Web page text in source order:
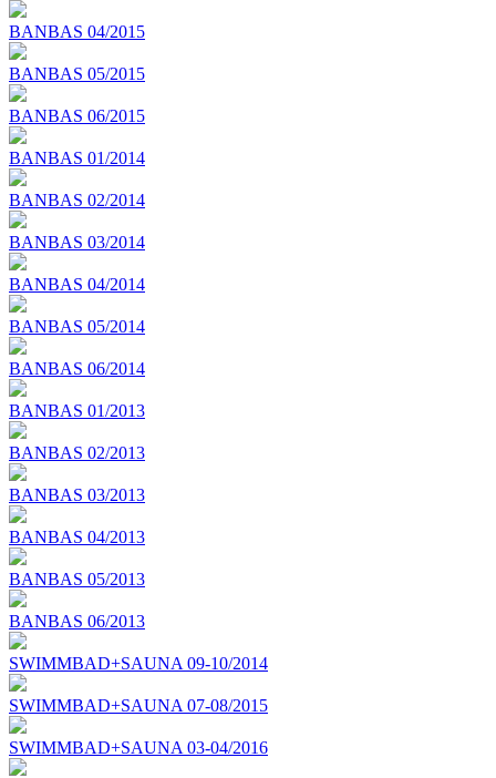
BANBAS 04/2015
BANBAS 05/2015
BANBAS 06/2015
BANBAS 01/2014
BANBAS 02/2014
BANBAS 03/2014
BANBAS 04/2014
BANBAS 05/2014
BANBAS 06/2014
BANBAS 01/2013
BANBAS 02/2013
BANBAS 03/2013
BANBAS 04/2013
BANBAS 05/2013
BANBAS 06/2013
SWIMMBAD+SAUNA 09-10/2014
SWIMMBAD+SAUNA 07-08/2015
SWIMMBAD+SAUNA 03-04/2016